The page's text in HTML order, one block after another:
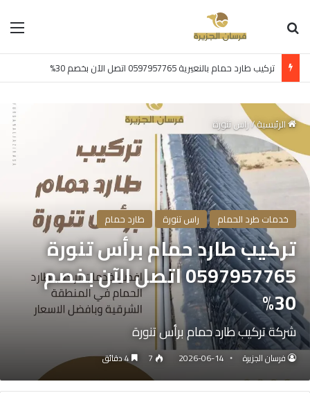
تركيب طارد حمام بالنعيرية 0597957765 اتصل الآن بخصم 30%
الرئيسية/راس تنورة
خدمات طرد الحمام راس تنورة طارد حمام
تركيب طارد حمام برأس تنورة
0597957765 اتصل الآن بخصم
30%
شركة تركيب طارد حمام برأس تنورة
فرسان الجزيرة 2026-06-14
7